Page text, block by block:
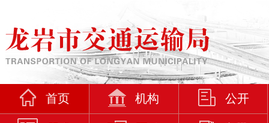
首页 机构 公开